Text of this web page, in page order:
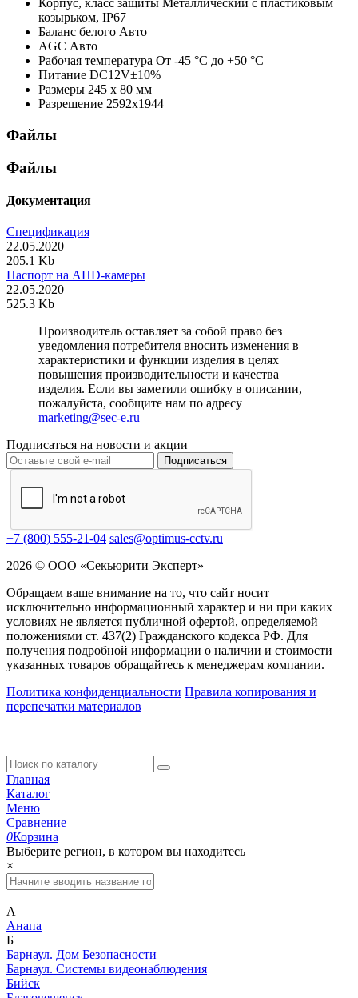
Корпус, класс защиты Металлический с пластиковым
козырьком, IP67
Баланс белого Авто
AGC Авто
Рабочая температура От -45 °С до +50 °С
Питание DC12V±10%
Размеры 245 х 80 мм
Разрешение 2592х1944
Файлы
Файлы
Документация
Спецификация
22.05.2020
205.1 Kb
Паспорт на AHD-камеры
22.05.2020
525.3 Kb
Производитель оставляет за собой право без
уведомления потребителя вносить изменения в
характеристики и функции изделия в целях
повышения производительности и качества
изделия. Если вы заметили ошибку в описании,
пожалуйста, сообщите нам по адресу
marketing@sec-e.ru
Подписаться на новости и акции
Подписаться
+7 (800) 555-21-04 sales@optimus-cctv.ru
2026 © ООО «Секьюрити Эксперт»
Обращаем ваше внимание на то, что сайт носит
исключительно информационный характер и ни при каких
условиях не является публичной офертой, определяемой
положениями ст. 437(2) Гражданского кодекса РФ. Для
получения подробной информации о наличии и стоимости
указанных товаров обращайтесь к менеджерам компании.
Политика конфиденциальности Правила копирования и
перепечатки материалов
Главная
Каталог
Меню
Сравнение
0Корзина
Выберите регион, в котором вы находитесь
×
А
Анапа
Б
Барнаул. Дом Безопасности
Барнаул. Системы видеонаблюдения
Бийск